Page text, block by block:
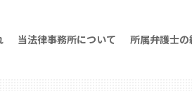
当法律事務所について 所属弁護士の